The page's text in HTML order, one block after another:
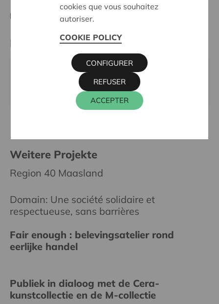
Entscheidung:Approved
Kontaktperson
KRIS DEBRUYNE
016 27 96 74
kris.debruyne@cera.coop
Weitere Projekte
Region 40 Maasland
Domain: Une société solidaire et
respectueuse, sans barrières
Fair enough : belevingsatelier rond
eerlijke handel
Publiek in dialoog met de Cera-
kunstcollectie en de M-collectie
cookies que vous souhaitez
autoriser.
COOKIE POLICY
ACCEPTER
REFUSER
CONFIGURER